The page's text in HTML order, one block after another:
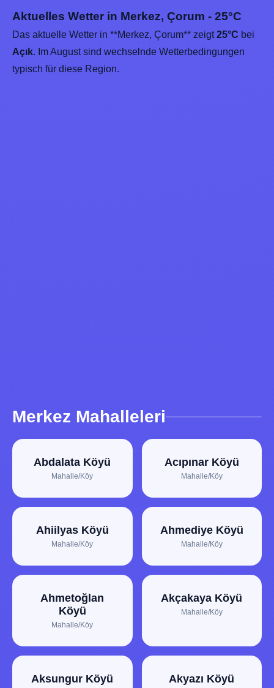
Aktuelles Wetter in Merkez, Çorum - 25°C
Das aktuelle Wetter in **Merkez, Çorum** zeigt25°C bei
Açık. Im August sind wechselnde Wetterbedingungen
typisch für diese Region.
Merkez Mahalleleri
Abdalata Köyü
Mahalle/Köy
Acıpınar Köyü
Mahalle/Köy
Ahiilyas Köyü
Mahalle/Köy
Ahmediye Köyü
Mahalle/Köy
Ahmetoğlan
Köyü
Mahalle/Köy
Akçakaya Köyü
Mahalle/Köy
Aksungur Köyü Akyazı Köyü